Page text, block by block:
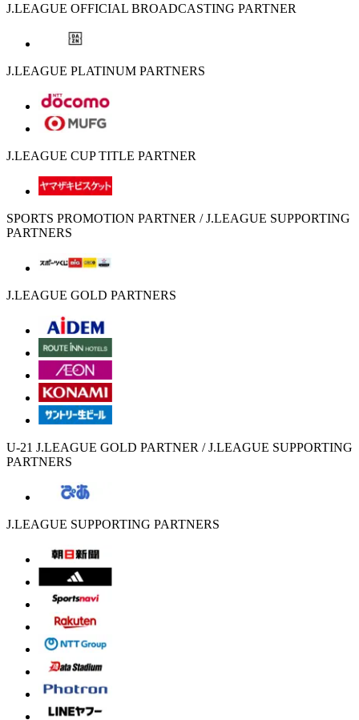
J.LEAGUE OFFICIAL BROADCASTING PARTNER
J.LEAGUE PLATINUM PARTNERS
J.LEAGUE CUP TITLE PARTNER
SPORTS PROMOTION PARTNER / J.LEAGUE SUPPORTING
PARTNERS
J.LEAGUE GOLD PARTNERS
U-21 J.LEAGUE GOLD PARTNER / J.LEAGUE SUPPORTING
PARTNERS
J.LEAGUE SUPPORTING PARTNERS